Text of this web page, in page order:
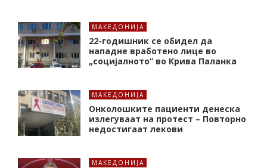
МАКЕДОНИЈА
22-годишник се обидел да
нападне вработено лице во
„социјалното“ во Крива Паланка
МАКЕДОНИЈА
Онколошките пациенти денеска
излегуваат на протест – Повторно
недостигаат лекови
МАКЕДОНИЈА